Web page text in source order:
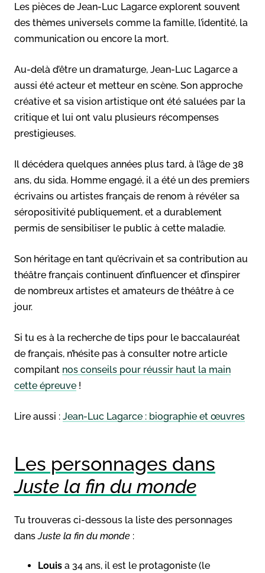
Les pièces de Jean-Luc Lagarce explorent souvent
des thèmes universels comme la famille, l’identité, la
communication ou encore la mort.
Au-delà d’être un dramaturge, Jean-Luc Lagarce a
aussi été acteur et metteur en scène. Son approche
créative et sa vision artistique ont été saluées par la
critique et lui ont valu plusieurs récompenses
prestigieuses.
Il décédera quelques années plus tard, à l’âge de 38
ans, du sida. Homme engagé, il a été un des premiers
écrivains ou artistes français de renom à révéler sa
séropositivité publiquement, et a durablement
permis de sensibiliser le public à cette maladie.
Son héritage en tant qu’écrivain et sa contribution au
théâtre français continuent d’influencer et d’inspirer
de nombreux artistes et amateurs de théâtre à ce
jour.
Si tu es à la recherche de tips pour le baccalauréat
de français, n’hésite pas à consulter notre article
compilant nos conseils pour réussir haut la main
cette épreuve !
Lire aussi : Jean-Luc Lagarce : biographie et œuvres
Les personnages dans
Juste la fin du monde
Tu trouveras ci-dessous la liste des personnages
dansJuste la fin du monde :
Louis a 34 ans, il est le protagoniste (le